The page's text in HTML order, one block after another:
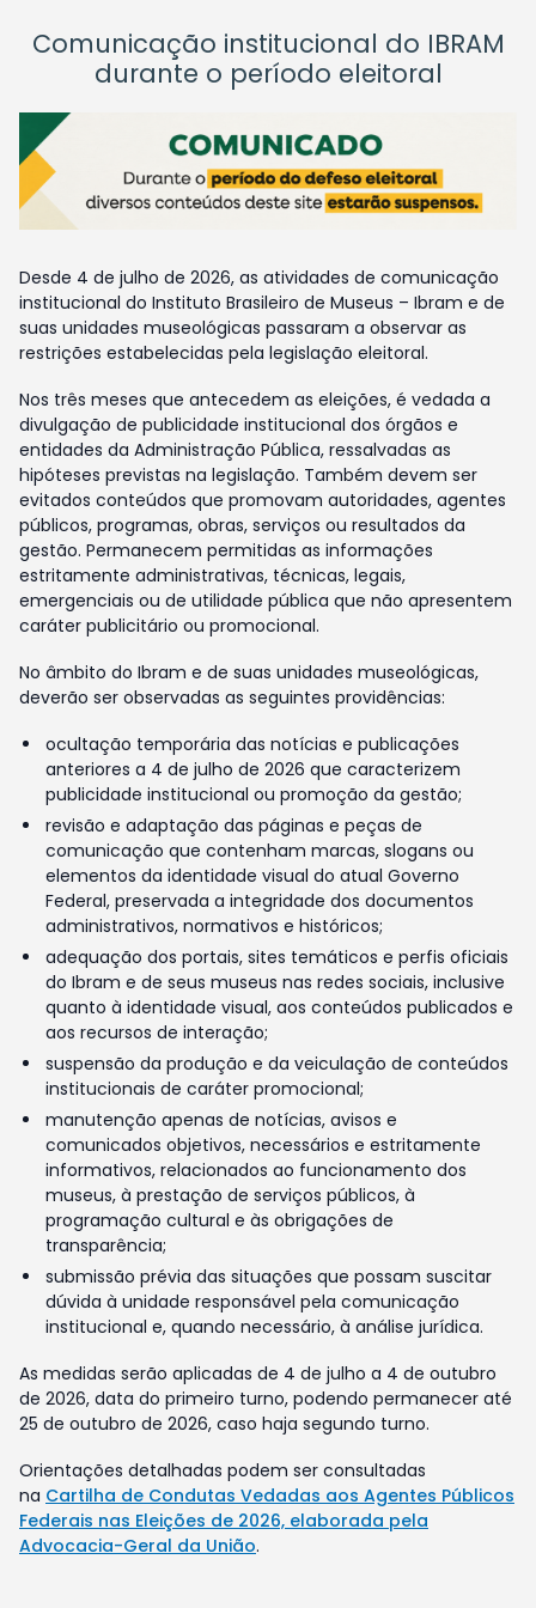
Comunicação institucional do IBRAM
durante o período eleitoral
Desde 4 de julho de 2026, as atividades de comunicação
institucional do Instituto Brasileiro de Museus – Ibram e de
suas unidades museológicas passaram a observar as
restrições estabelecidas pela legislação eleitoral.
Nos três meses que antecedem as eleições, é vedada a
divulgação de publicidade institucional dos órgãos e
entidades da Administração Pública, ressalvadas as
hipóteses previstas na legislação. Também devem ser
evitados conteúdos que promovam autoridades, agentes
públicos, programas, obras, serviços ou resultados da
gestão. Permanecem permitidas as informações
estritamente administrativas, técnicas, legais,
emergenciais ou de utilidade pública que não apresentem
caráter publicitário ou promocional.
No âmbito do Ibram e de suas unidades museológicas,
deverão ser observadas as seguintes providências:
ocultação temporária das notícias e publicações
anteriores a 4 de julho de 2026 que caracterizem
publicidade institucional ou promoção da gestão;
revisão e adaptação das páginas e peças de
comunicação que contenham marcas, slogans ou
elementos da identidade visual do atual Governo
Federal, preservada a integridade dos documentos
administrativos, normativos e históricos;
adequação dos portais, sites temáticos e perfis oficiais
do Ibram e de seus museus nas redes sociais, inclusive
quanto à identidade visual, aos conteúdos publicados e
aos recursos de interação;
suspensão da produção e da veiculação de conteúdos
institucionais de caráter promocional;
manutenção apenas de notícias, avisos e
comunicados objetivos, necessários e estritamente
informativos, relacionados ao funcionamento dos
museus, à prestação de serviços públicos, à
programação cultural e às obrigações de
transparência;
submissão prévia das situações que possam suscitar
dúvida à unidade responsável pela comunicação
institucional e, quando necessário, à análise jurídica.
As medidas serão aplicadas de 4 de julho a 4 de outubro
de 2026, data do primeiro turno, podendo permanecer até
25 de outubro de 2026, caso haja segundo turno.
Orientações detalhadas podem ser consultadas
na Cartilha de Condutas Vedadas aos Agentes Públicos
Federais nas Eleições de 2026, elaborada pela
Advocacia-Geral da União.